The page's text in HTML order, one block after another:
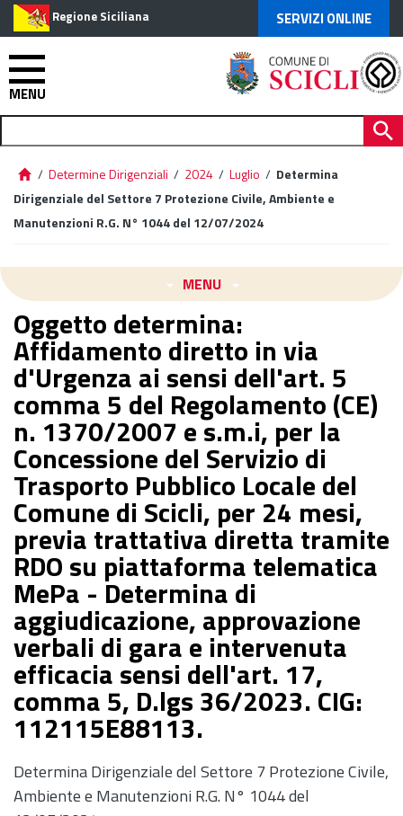
Regione Siciliana SERVIZI ONLINE
MENU
/ Determine Dirigenziali / 2024 / Luglio / Determina
Dirigenziale del Settore 7 Protezione Civile, Ambiente e
Manutenzioni R.G. N° 1044 del 12/07/2024
MENU
Oggetto determina:
Affidamento diretto in via
d'Urgenza ai sensi dell'art. 5
comma 5 del Regolamento (CE)
n. 1370/2007 e s.m.i, per la
Concessione del Servizio di
Trasporto Pubblico Locale del
Comune di Scicli, per 24 mesi,
previa trattativa diretta tramite
RDO su piattaforma telematica
MePa - Determina di
aggiudicazione, approvazione
verbali di gara e intervenuta
efficacia sensi dell'art. 17,
comma 5, D.lgs 36/2023. CIG:
112115E88113.
Determina Dirigenziale del Settore 7 Protezione Civile,
Ambiente e Manutenzioni R.G. N° 1044 del